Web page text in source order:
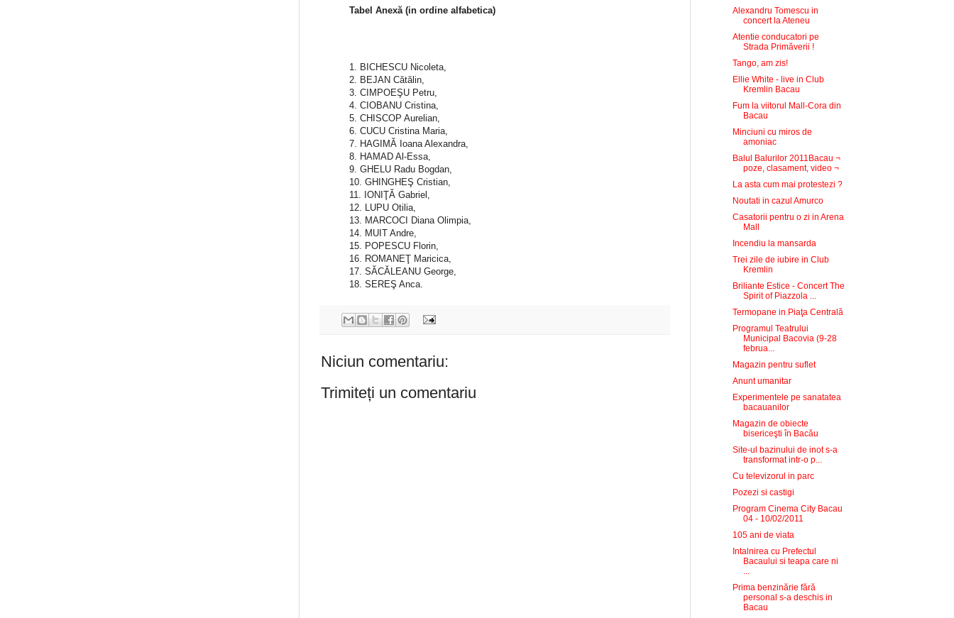
Tabel Anexă (in ordine alfabetica)
1. BICHESCU Nicoleta,
2. BEJAN Cătălin,
3. CIMPOEŞU Petru,
4. CIOBANU Cristina,
5. CHISCOP Aurelian,
6. CUCU Cristina Maria,
7. HAGIMĂ Ioana Alexandra,
8. HAMAD Al-Essa,
9. GHELU Radu Bogdan,
10. GHINGHEŞ Cristian,
11. IONIŢĂ Gabriel,
12. LUPU Otilia,
13. MARCOCI Diana Olimpia,
14. MUIT Andre,
15. POPESCU Florin,
16. ROMANEŢ Maricica,
17. SĂCĂLEANU George,
18. SEREŞ Anca.
Niciun comentariu:
Trimiteți un comentariu
Alexandru Tomescu in
concert la Ateneu
Atentie conducatori pe
Strada Primăverii !
Tango, am zis!
Ellie White - live in Club
Kremlin Bacau
Fum la viitorul Mall-Cora din
Bacau
Minciuni cu miros de
amoniac
Balul Balurilor 2011Bacau ¬
poze, clasament, video ¬
La asta cum mai protestezi ?
Noutati in cazul Amurco
Casatorii pentru o zi in Arena
Mall
Incendiu la mansarda
Trei zile de iubire in Club
Kremlin
Briliante Estice - Concert The
Spirit of Piazzola ...
Termopane in Piaţa Centrală
Programul Teatrului
Municipal Bacovia (9-28
februa...
Magazin pentru suflet
Anunt umanitar
Experimentele pe sanatatea
bacauanilor
Magazin de obiecte
bisericeşti în Bacău
Site-ul bazinului de inot s-a
transformat intr-o p...
Cu televizorul in parc
Pozezi si castigi
Program Cinema City Bacau
04 - 10/02/2011
105 ani de viata
Intalnirea cu Prefectul
Bacaului si teapa care ni
...
Prima benzinărie fără
personal s-a deschis in
Bacau